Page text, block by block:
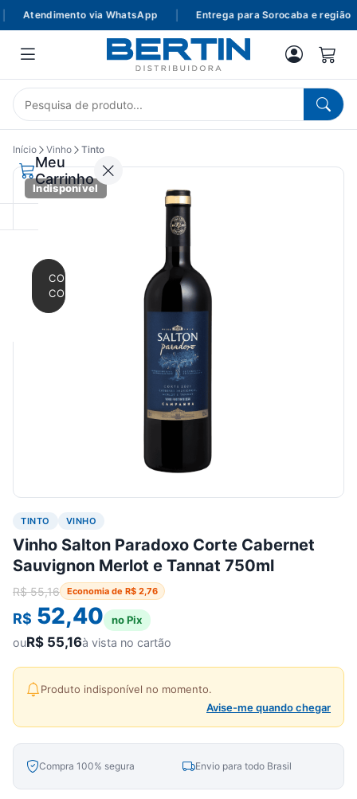
Atendimento via WhatsApp Entrega para Sorocaba e região
Meu
Carrinho
CONTINUAR
COMPRANDO
Início Vinho Tinto
Indisponível
TINTO VINHO
Vinho Salton Paradoxo Corte Cabernet
Sauvignon Merlot e Tannat 750ml
R$55,16 Economia de R$ 2,76
R$ 52,40 no Pix
ouR$ 55,16à vista no cartão
Produto indisponível no momento.
Avise-me quando chegar
Compra 100% segura Envio para todo Brasil